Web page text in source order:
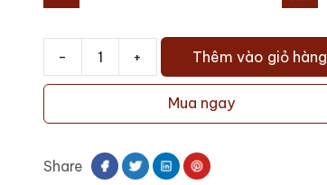
-
đỏ
Valfaures
Fitou
+ Thêm vào giỏ hàng
Mua ngay
Share